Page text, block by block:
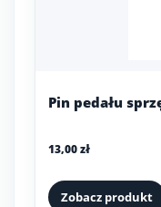
Pin pedału
13,00 zł
Zobacz produkt